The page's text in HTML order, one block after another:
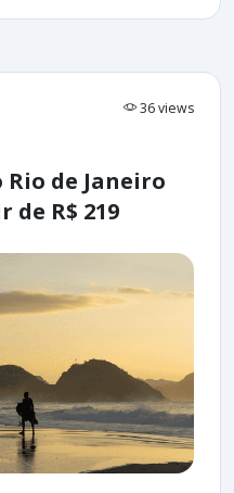
36 views
de Janeiro
R$ 219